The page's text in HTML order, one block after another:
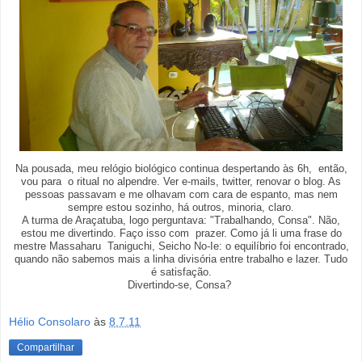
Na pousada, meu relógio biológico continua despertando às 6h, então,
vou para o ritual no alpendre. Ver e-mails, twitter, renovar o blog. As
pessoas passavam e me olhavam com cara de espanto, mas nem
sempre estou sozinho, há outros, minoria, claro.
A turma de Araçatuba, logo perguntava: "Trabalhando, Consa". Não,
estou me divertindo. Faço isso com prazer. Como já li uma frase do
mestre Massaharu Taniguchi, Seicho No-Ie: o equilíbrio foi encontrado,
quando não sabemos mais a linha divisória entre trabalho e lazer. Tudo
é satisfação.
Divertindo-se, Consa?
Hélio Consolaro às 8.7.11
Compartilhar